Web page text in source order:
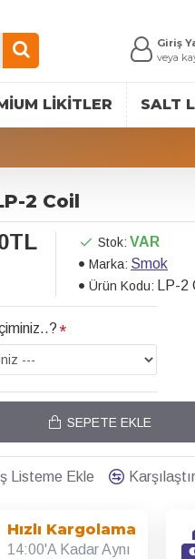
Giriş
veya
LIKITLER SALT
2 Coil
Stok: VAR
Marka: Smok
Ürün Kodu: LP-2
SEPETE EKLE
Listeme Ekle
Hızlı Kargolama
14:00'A Kadar Aynı